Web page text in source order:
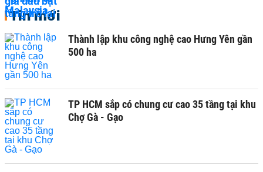
Tin mới
Thành lập khu công nghệ cao Hưng Yên gần
500 ha
TP HCM sắp có chung cư cao 35 tầng tại khu
Chợ Gà - Gạo